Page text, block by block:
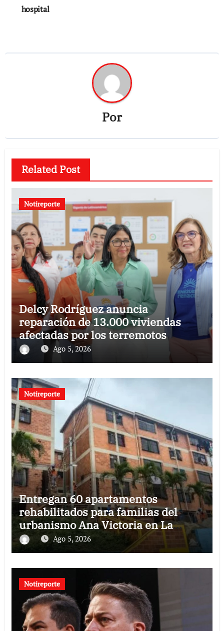
hospital
Por
Related Post
Notireporte
Delcy Rodríguez anuncia
reparación de 13.000 viviendas
afectadas por los terremotos
Ago 5, 2026
Notireporte
Entregan 60 apartamentos
rehabilitados para familias del
urbanismo Ana Victoria en La
GuairaAgo 5, 2026
Notireporte